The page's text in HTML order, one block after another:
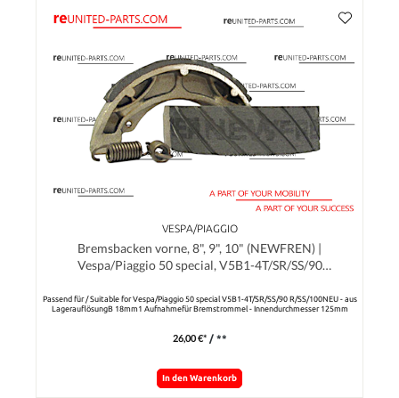
VESPA/PIAGGIO
Bremsbacken vorne, 8", 9", 10" (NEWFREN) |
Vespa/Piaggio 50 special, V5B1-4T/SR/SS/90
Passend für / Suitable for Vespa/Piaggio 50 special V5B1-4T/SR/SS/90 R/SS/100NEU - aus
LagerauflösungB 18mm1 Aufnahmefür Bremstrommel - Innendurchmesser 125mm
26,00 €* / **
In den Warenkorb